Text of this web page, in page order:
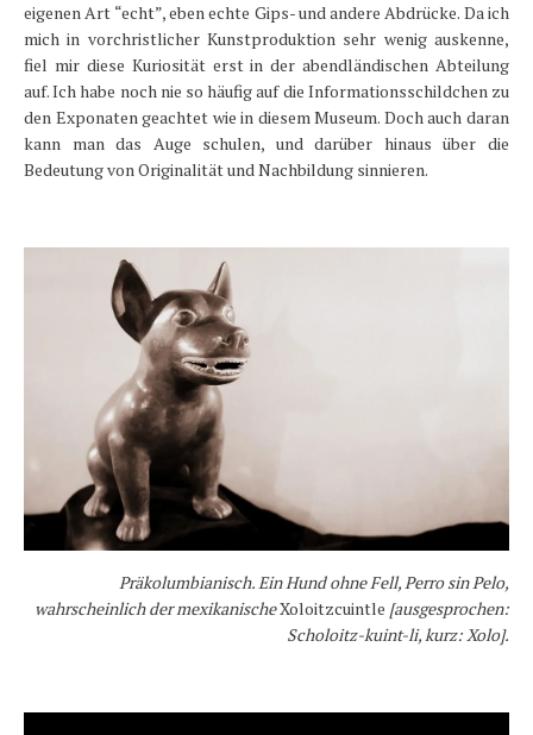
eigenen Art “echt”, eben echte Gips- und andere Abdrücke. Da ich
mich in vorchristlicher Kunstproduktion sehr wenig auskenne,
fiel mir diese Kuriosität erst in der abendländischen Abteilung
auf. Ich habe noch nie so häufig auf die Informationsschildchen zu
den Exponaten geachtet wie in diesem Museum. Doch auch daran
kann man das Auge schulen, und darüber hinaus über die
Bedeutung von Originalität und Nachbildung sinnieren.
Präkolumbianisch. Ein Hund ohne Fell, Perro sin Pelo,
wahrscheinlich der mexikanischeXoloitzcuintle [ausgesprochen:
Scholoitz-kuint-li, kurz: Xolo].